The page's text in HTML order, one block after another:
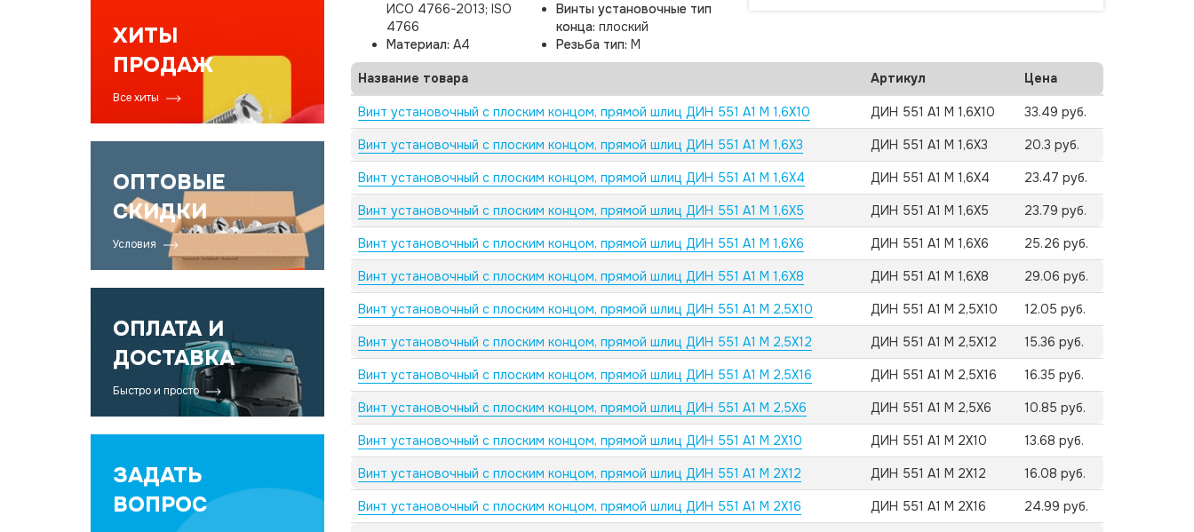
ХИТЫ
ПРОДАЖ
Все хиты
ОПТОВЫЕ
СКИДКИ
Условия
ОПЛАТА И
ДОСТАВКА
Быстро и просто
ЗАДАТЬ
ВОПРОС
ИСО 4766-2013; ISO
4766
Материал: A4
Винты установочные тип
конца: плоский
Резьба тип: M
Название товара Артикул Цена
Винт установочный с плоским концом, прямой шлиц ДИН 551 А1 M 1,6X10 ДИН 551 А1 M 1,6X10 33.49 руб.
Винт установочный с плоским концом, прямой шлиц ДИН 551 А1 M 1,6X3 ДИН 551 А1 M 1,6X3 20.3 руб.
Винт установочный с плоским концом, прямой шлиц ДИН 551 А1 M 1,6X4 ДИН 551 А1 M 1,6X4 23.47 руб.
Винт установочный с плоским концом, прямой шлиц ДИН 551 А1 M 1,6X5 ДИН 551 А1 M 1,6X5 23.79 руб.
Винт установочный с плоским концом, прямой шлиц ДИН 551 А1 M 1,6X6 ДИН 551 А1 M 1,6X6 25.26 руб.
Винт установочный с плоским концом, прямой шлиц ДИН 551 А1 M 1,6X8 ДИН 551 А1 M 1,6X8 29.06 руб.
Винт установочный с плоским концом, прямой шлиц ДИН 551 А1 M 2,5X10 ДИН 551 А1 M 2,5X10 12.05 руб.
Винт установочный с плоским концом, прямой шлиц ДИН 551 А1 M 2,5X12 ДИН 551 А1 M 2,5X12 15.36 руб.
Винт установочный с плоским концом, прямой шлиц ДИН 551 А1 M 2,5X16 ДИН 551 А1 M 2,5X16 16.35 руб.
Винт установочный с плоским концом, прямой шлиц ДИН 551 А1 M 2,5X6 ДИН 551 А1 M 2,5X6 10.85 руб.
Винт установочный с плоским концом, прямой шлиц ДИН 551 А1 M 2X10 ДИН 551 А1 M 2X10 13.68 руб.
Винт установочный с плоским концом, прямой шлиц ДИН 551 А1 M 2X12 ДИН 551 А1 M 2X12 16.08 руб.
Винт установочный с плоским концом, прямой шлиц ДИН 551 А1 M 2X16 ДИН 551 А1 M 2X16 24.99 руб.